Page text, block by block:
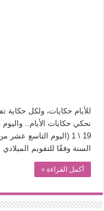
الطعام في الحضارة الإسلامية..
يوم شاهدت زينات صدقي
للأيام حكايات، ولكل
السنة وفقًا للتقويم الميلادي
أكمل القراءة »